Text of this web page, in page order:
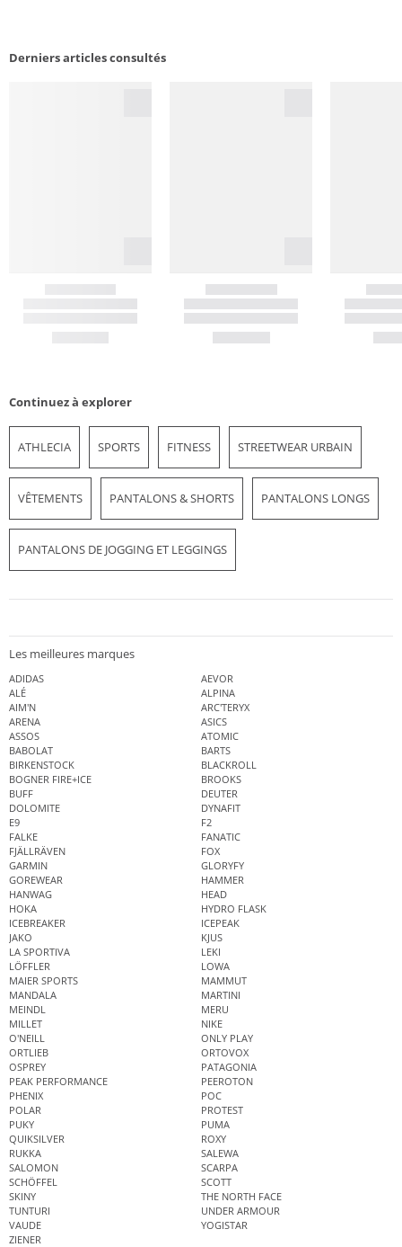
Derniers articles consultés
Continuez à explorer
ATHLECIA SPORTS FITNESS STREETWEAR URBAIN
VÊTEMENTS PANTALONS & SHORTS PANTALONS LONGS
PANTALONS DE JOGGING ET LEGGINGS
Les meilleures marques
ADIDAS
AEVOR
ALÉ
ALPINA
AIM'N
ARC'TERYX
ARENA
ASICS
ASSOS
ATOMIC
BABOLAT
BARTS
BIRKENSTOCK
BLACKROLL
BOGNER FIRE+ICE
BROOKS
BUFF
DEUTER
DOLOMITE
DYNAFIT
E9
F2
FALKE
FANATIC
FJÄLLRÄVEN
FOX
GARMIN
GLORYFY
GOREWEAR
HAMMER
HANWAG
HEAD
HOKA
HYDRO FLASK
ICEBREAKER
ICEPEAK
JAKO
KJUS
LA SPORTIVA
LEKI
LÖFFLER
LOWA
MAIER SPORTS
MAMMUT
MANDALA
MARTINI
MEINDL
MERU
MILLET
NIKE
O'NEILL
ONLY PLAY
ORTLIEB
ORTOVOX
OSPREY
PATAGONIA
PEAK PERFORMANCE
PEEROTON
PHENIX
POC
POLAR
PROTEST
PUKY
PUMA
QUIKSILVER
ROXY
RUKKA
SALEWA
SALOMON
SCARPA
SCHÖFFEL
SCOTT
SKINY
THE NORTH FACE
TUNTURI
UNDER ARMOUR
VAUDE
YOGISTAR
ZIENER